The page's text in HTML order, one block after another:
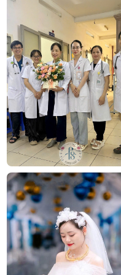
thản, bình an và
thể hiện sự trang
tiếc thương nhẹ
tưởng niệm. Tất cả
cao, thoáng, không
rất riêng.
Forever
gửi một vòng hoa
biệt nhưng không
thích hợp khi người
trọng sâu sắc, sự
đưa nhẹ nhàng đến
Kết luận
Vòng hoa đám tang
chọn tinh tế cho
nghiêm và thanh